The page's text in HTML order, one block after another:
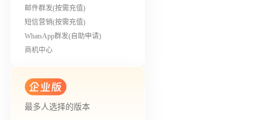
邮件群发(按需充值)
短信营销(按需充值)
WhatsApp群发(自助申请)
商机中心
最多人选择的版本